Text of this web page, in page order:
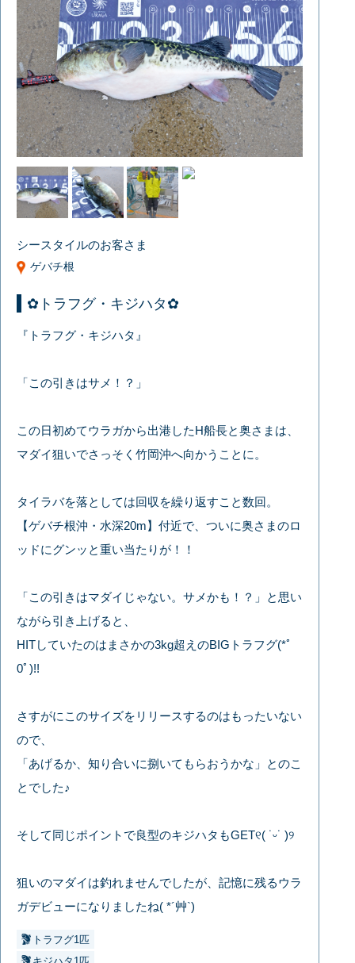
シースタイルのお客さま
ゲバチ根
✿トラフグ・キジハタ✿
『トラフグ・キジハタ』
「この引きはサメ！？」
この日初めてウラガから出港したH船長と奥さまは、
マダイ狙いでさっそく竹岡沖へ向かうことに。
タイラバを落としては回収を繰り返すこと数回。
【ゲバチ根沖・水深20m】付近で、ついに奥さまのロ
ッドにグンッと重い当たりが！！
「この引きはマダイじゃない。サメかも！？」と思い
ながら引き上げると、
HITしていたのはまさかの3kg超えのBIGトラフグ(*ﾟ
0ﾟ)!!
さすがにこのサイズをリリースするのはもったいない
ので、
「あげるか、知り合いに捌いてもらおうかな」とのこ
とでした♪
そして同じポイントで良型のキジハタもGET୧( ˙ᵕ‎˙ )୨
狙いのマダイは釣れませんでしたが、記憶に残るウラ
ガデビューになりましたね( *´艸`)
トラフグ1匹